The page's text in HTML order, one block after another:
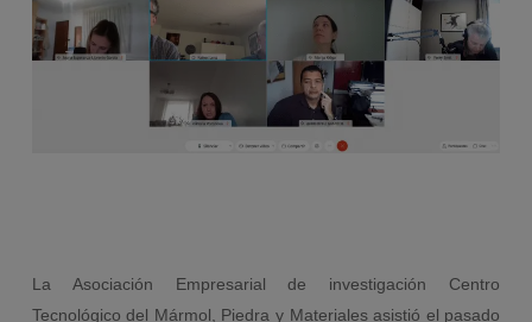
La Asociación Empresarial de investigación Centro
Tecnológico del Mármol, Piedra y Materiales asistió el pasado